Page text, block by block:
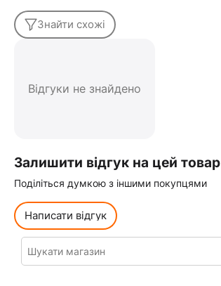
Знайти схожі
Відгуки не знайдено
Залишити відгук на цей товар
Поділіться думкою з іншими покупцями
Написати відгук